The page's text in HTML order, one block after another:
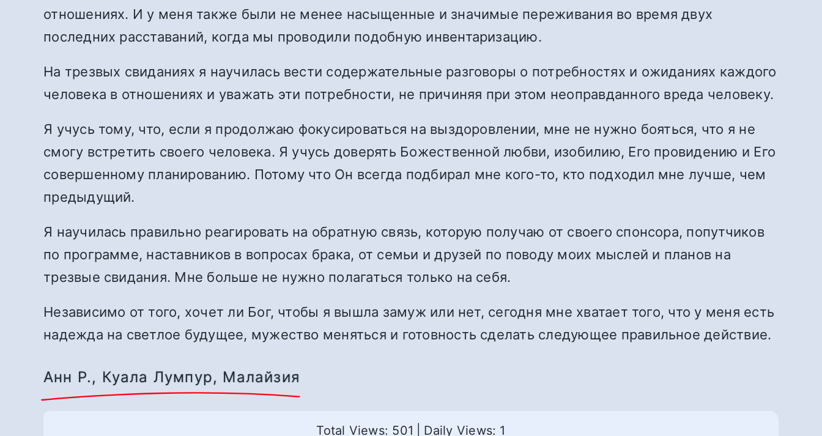
отношениях. И у меня также были не менее насыщенные и значимые переживания во время двух
последних расставаний, когда мы проводили подобную инвентаризацию.
На трезвых свиданиях я научилась вести содержательные разговоры о потребностях и ожиданиях каждого
человека в отношениях и уважать эти потребности, не причиняя при этом неоправданного вреда человеку.
Я учусь тому, что, если я продолжаю фокусироваться на выздоровлении, мне не нужно бояться, что я не
смогу встретить своего человека. Я учусь доверять Божественной любви, изобилию, Его провидению и Его
совершенному планированию. Потому что Он всегда подбирал мне кого-то, кто подходил мне лучше, чем
предыдущий.
Я научилась правильно реагировать на обратную связь, которую получаю от своего спонсора, попутчиков
по программе, наставников в вопросах брака, от семьи и друзей по поводу моих мыслей и планов на
трезвые свидания. Мне больше не нужно полагаться только на себя.
Независимо от того, хочет ли Бог, чтобы я вышла замуж или нет, сегодня мне хватает того, что у меня есть
надежда на светлое будущее, мужество меняться и готовность сделать следующее правильное действие.
Анн Р., Куала Лумпур, Малайзия
Total Views: 501 Daily Views: 1